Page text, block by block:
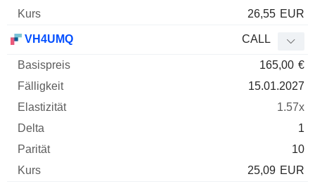
26,55 EUR
VH4UMQ CALL
165,00 €
15.01.2027
1.57x
1
10
25,09 EUR